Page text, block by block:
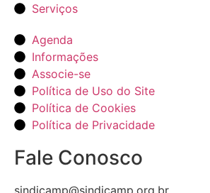
Serviços
Agenda
Informações
Associe-se
Política de Uso do Site
Política de Cookies
Política de Privacidade
Fale Conosco
sindicamp@sindicamp.org.br